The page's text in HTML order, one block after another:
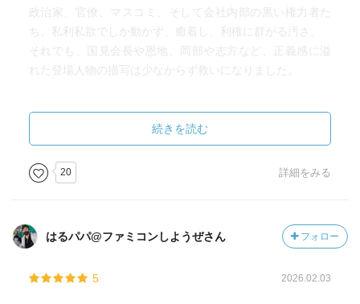
政治家、官僚、マスコミ、そして会社内部の黒い権力者た
ち。私利私欲でしか動かず、癒着し、利権に群がる汚さ。
それでも、国見会長や恩地、岡部や志方など、正義感に溢
れた登場人物の描写は少なからず救いになりました。
的な取材力と描写力で著した傑作です。読むのは苦しかっ
たのですが、読んで損はありませんでした。そして、とて
も勉強にもなりました。
続きを読む
20 詳細をみる
はるパパ@ファミコンしようぜさん フォロー
5 2026.02.03